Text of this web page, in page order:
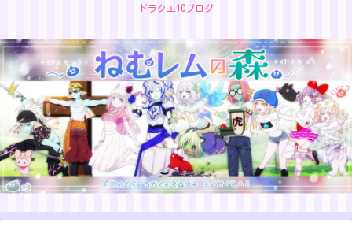
ドラクエ10ブログ